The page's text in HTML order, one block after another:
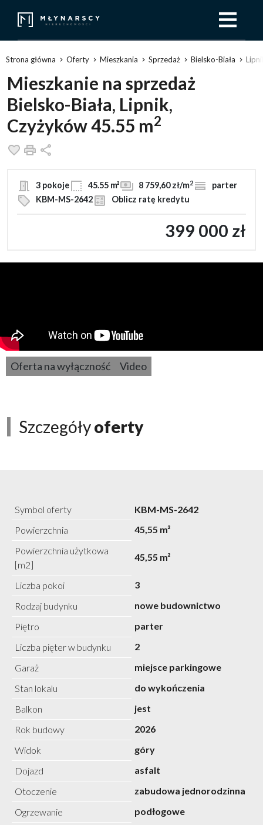
Strona główna Oferty Mieszkania Sprzedaż Bielsko-Biała
Mieszkanie na sprzedaż
Bielsko-Biała, Lipnik,
Czyżyków 45.55 m2
Dodaj do ulubionych
Drukuj
3 pokoje 45.55 m² 8 759,60 zł/m2
parter
KBM-MS-2642
Oblicz ratę kredytu
399 000 zł
Oferta na wyłączność Video
Szczegółyoferty
Symbol oferty
KBM-MS-2642
Powierzchnia
45,55 m²
Powierzchnia użytkowa
[m2]
45,55 m²
Liczba pokoi
3
Rodzaj budynku
nowe budownictwo
Piętro
parter
Liczba pięter w budynku
2
Garaż
miejsce parkingowe
Stan lokalu
do wykończenia
Balkon
jest
Rok budowy
2026
Widok
góry
Dojazd
asfalt
Otoczenie
zabudowa jednorodzinna
Ogrzewanie
podłogowe